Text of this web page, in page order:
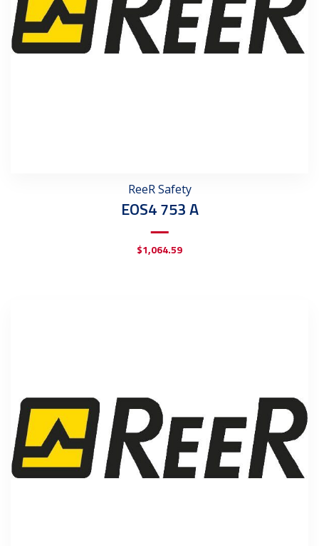
ReeR Safety
EOS4 753 A
$1,064.59